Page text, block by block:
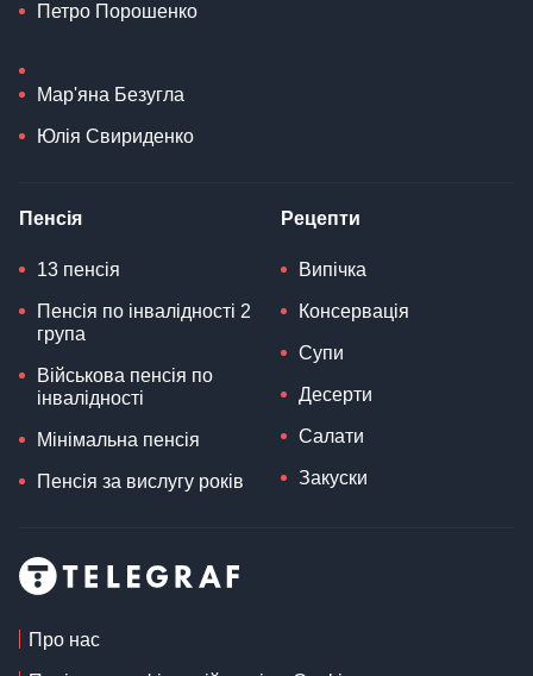
Петро Порошенко
Мар'яна Безугла
Юлія Свириденко
Пенсія
13 пенсія
Пенсія по інвалідності 2
група
Військова пенсія по
інвалідності
Мінімальна пенсія
Пенсія за вислугу років
Рецепти
Випічка
Консервація
Супи
Десерти
Салати
Закуски
Про нас